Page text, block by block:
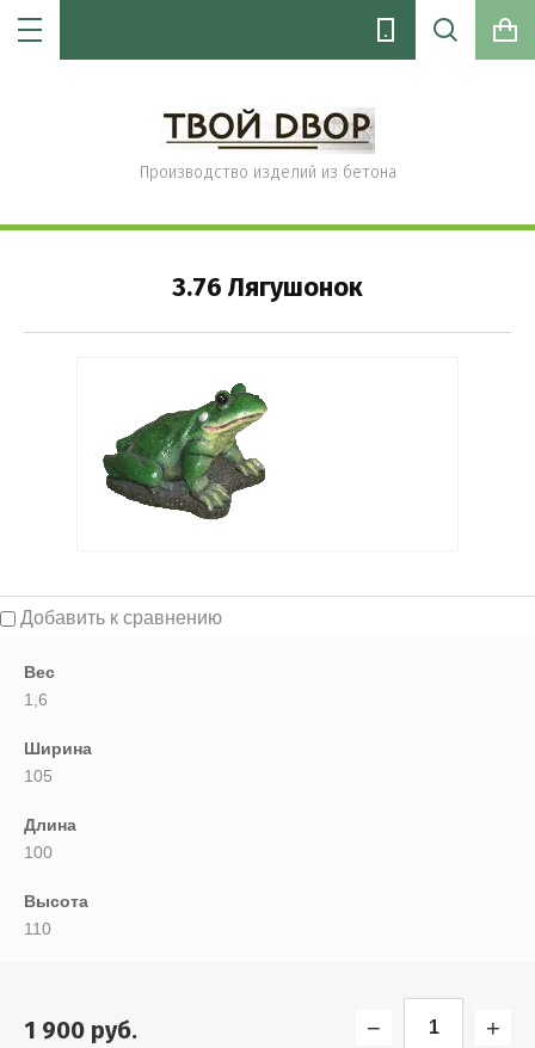
Производство изделий из бетона
3.76 Лягушонок
Добавить к сравнению
Вес
1,6
Ширина
105
Длина
100
Высота
110
1 900 руб. − +
Выберите категорию:
Выберите...
Спецпредложение:
Результатов на странице: